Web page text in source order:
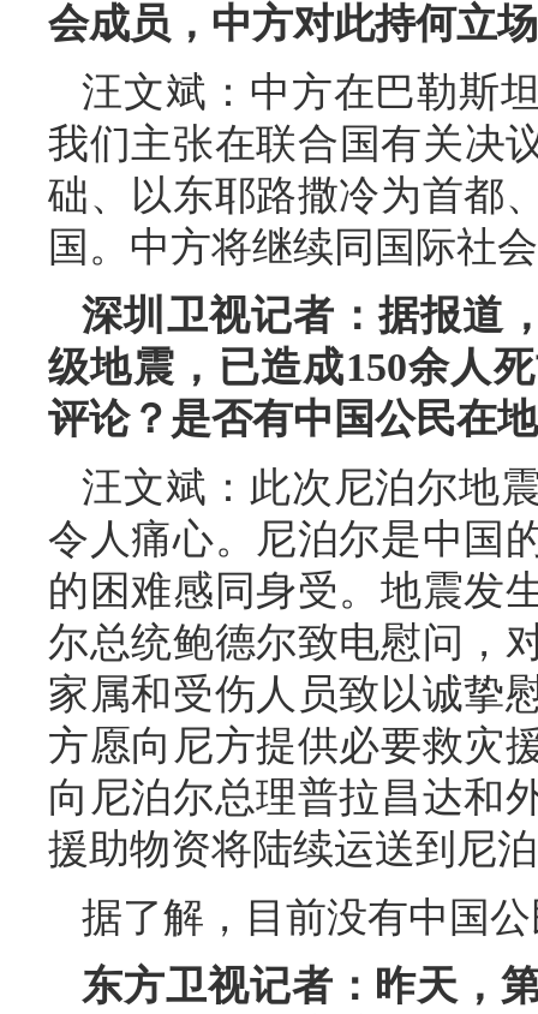
会成员，中方对此持何立
汪文斌：中方在巴勒斯
我们主张在联合国有关决
础、以东耶路撒冷为首都
国。中方将继续同国际社
深圳卫视记者：据报道
级地震，已造成150余人
评论？是否有中国公民在
汪文斌：此次尼泊尔地
令人痛心。尼泊尔是中国
的困难感同身受。地震发
尔总统鲍德尔致电慰问，
家属和受伤人员致以诚挚
方愿向尼方提供必要救灾
向尼泊尔总理普拉昌达和
援助物资将陆续运送到尼
据了解，目前没有中国
东方卫视记者：昨天，